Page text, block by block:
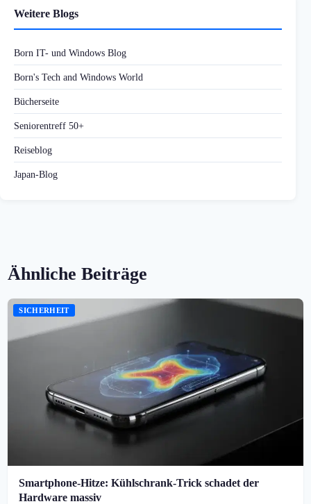
Weitere Blogs
Born IT- und Windows Blog
Born's Tech and Windows World
Bücherseite
Seniorentreff 50+
Reiseblog
Japan-Blog
Ähnliche Beiträge
SICHERHEIT
Smartphone-Hitze: Kühlschrank-Trick schadet der
Hardware massiv